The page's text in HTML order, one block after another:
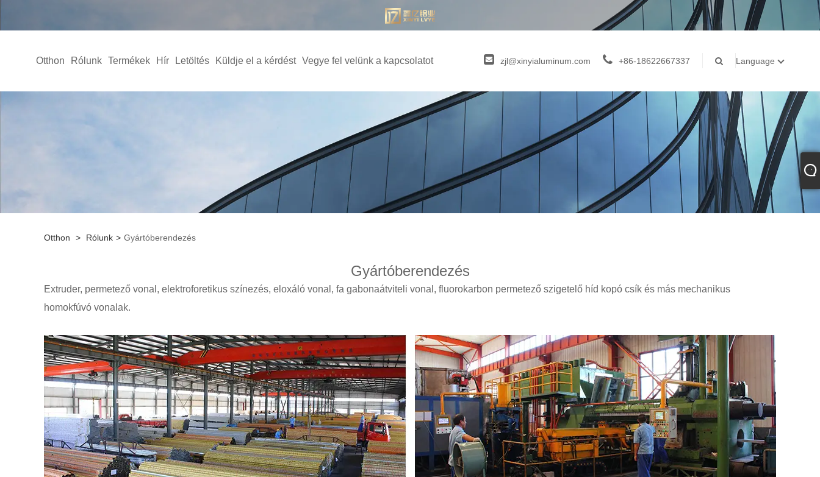
Otthon Rólunk Termékek Hír Letöltés Küldje el a kérdést Vegye fel velünk a kapcsolatot zjl@xinyialuminum.com +86-18622667337 Language
Otthon > Rólunk > Gyártóberendezés
Gyártóberendezés
Extruder, permetező vonal, elektroforetikus színezés, eloxáló vonal, fa gabonaátviteli vonal, fluorokarbon permetező szigetelő híd kopó csík és más mechanikus
homokfúvó vonalak.